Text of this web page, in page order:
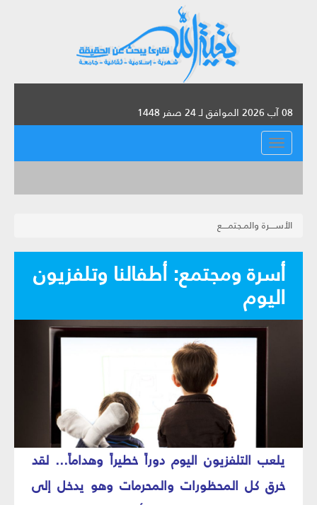
08 آب 2026 الموافق لـ 24 صفر 1448
القائمة
الأســــرة والمـجتمــــع
أسرة ومجتمع: أطفالنا وتلفزيون
اليوم‏
يلعب التلفزيون اليوم دوراً خطيراً وهداماً... لقد
خرق كل المحظورات والمحرمات وهو يدخل إلى